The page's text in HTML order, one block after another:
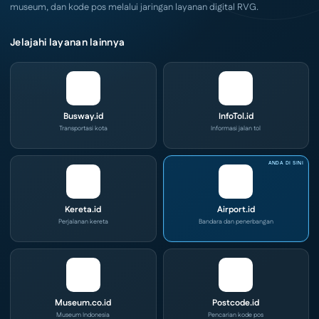
museum, dan kode pos melalui jaringan layanan digital RVG.
Jelajahi layanan lainnya
Busway.id
Transportasi kota
InfoTol.id
Informasi jalan tol
Kereta.id
Perjalanan kereta
Airport.id
Bandara dan penerbangan
Museum.co.id
Museum Indonesia
Postcode.id
Pencarian kode pos